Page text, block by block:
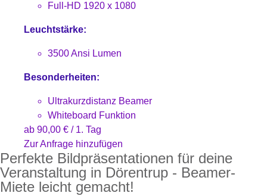
Full-HD 1920 x 1080
Leuchtstärke:
3500 Ansi Lumen
Besonderheiten:
Ultrakurzdistanz Beamer
Whiteboard Funktion
ab 90,00 € / 1. Tag
Zur Anfrage hinzufügen
Perfekte Bildpräsentationen für deine
Veranstaltung in Dörentrup - Beamer-
Miete leicht gemacht!